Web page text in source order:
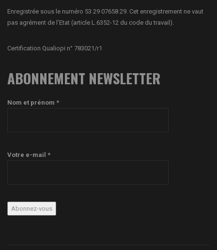
Enregistrée sous le numéro 53 29 07658 29. Cet enregistrement ne vaut
pas agrément de l’Etat (article L.6352-12 du code du travail).
Certification Qualiopi n° 783021/r1
ABONNEMENT NEWSLETTER
Nom et prénom *
Votre e-mail *